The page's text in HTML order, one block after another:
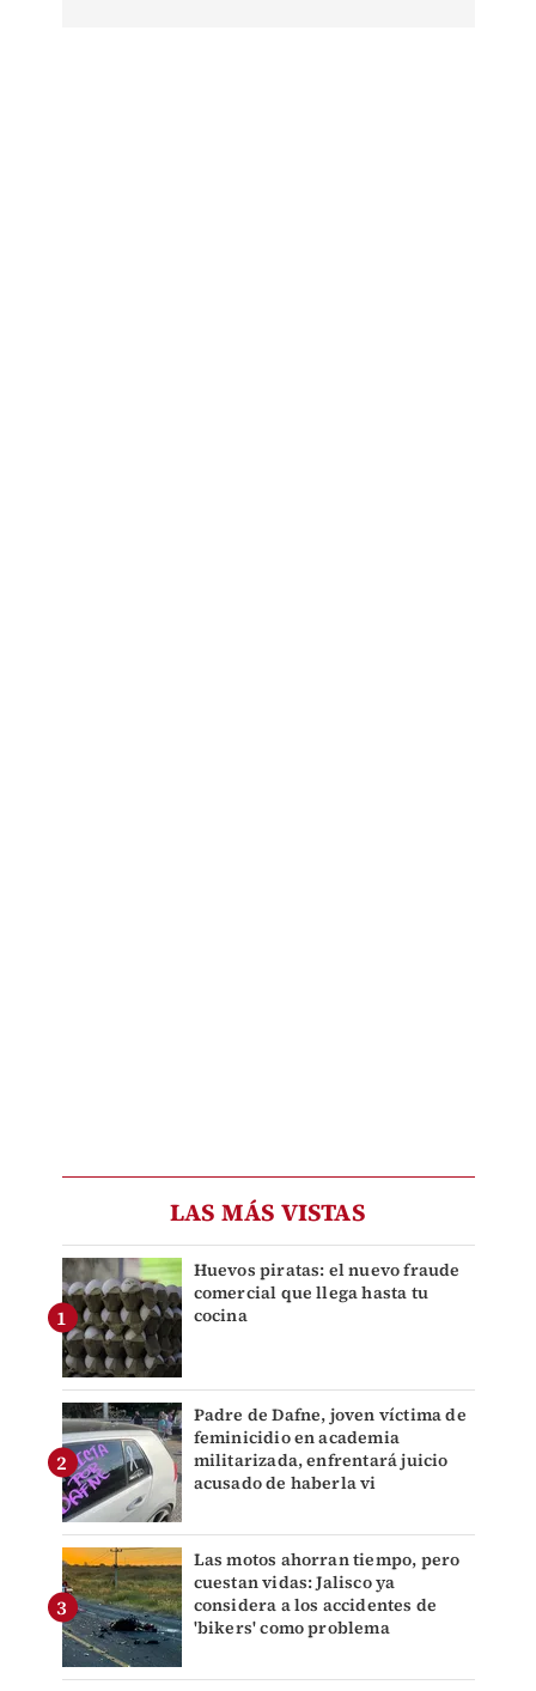
LAS MÁS VISTAS
Huevos piratas: el nuevo fraude
comercial que llega hasta tu
cocina
Padre de Dafne, joven víctima de
feminicidio en academia
militarizada, enfrentará juicio
acusado de haberla vi
Las motos ahorran tiempo, pero
cuestan vidas: Jalisco ya
considera a los accidentes de
'bikers' como problema